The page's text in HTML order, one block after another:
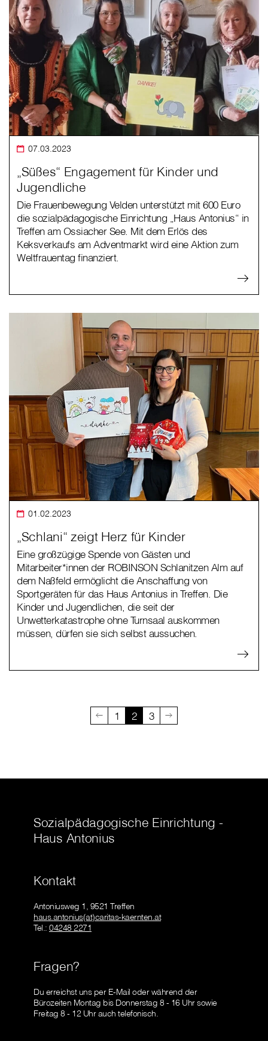
07.03.2023
„Süßes“ Engagement für Kinder und
Jugendliche
Die Frauenbewegung Velden unterstützt mit 600 Euro
die sozialpädagogische Einrichtung „Haus Antonius“ in
Treffen am Ossiacher See. Mit dem Erlös des
Keksverkaufs am Adventmarkt wird eine Aktion zum
Weltfrauentag finanziert.
01.02.2023
„Schlani“ zeigt Herz für Kinder
Eine großzügige Spende von Gästen und
Mitarbeiter*innen der ROBINSON Schlanitzen Alm auf
dem Naßfeld ermöglicht die Anschaffung von
Sportgeräten für das Haus Antonius in Treffen. Die
Kinder und Jugendlichen, die seit der
Unwetterkatastrophe ohne Turnsaal auskommen
müssen, dürfen sie sich selbst aussuchen.
1 2 3
Sozialpädagogische Einrichtung -
Haus Antonius
Kontakt
Antoniusweg 1, 9521 Treffen
haus.antonius(at)caritas-kaernten.at
Tel.: 04248 2271
Fragen?
Du erreichst uns per E-Mail oder während der
Bürozeiten Montag bis Donnerstag 8 - 16 Uhr sowie
Freitag 8 - 12 Uhr auch telefonisch.